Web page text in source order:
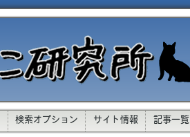
検索オプション サイト情報 記事一覧